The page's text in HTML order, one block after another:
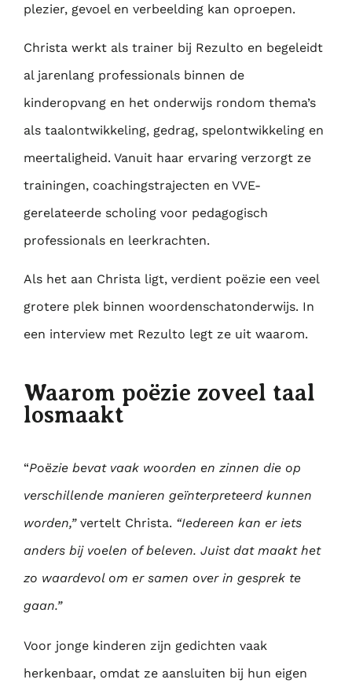
plezier, gevoel en verbeelding kan oproepen.
Christa werkt als trainer bij Rezulto en begeleidt
al jarenlang professionals binnen de
kinderopvang en het onderwijs rondom thema’s
als taalontwikkeling, gedrag, spelontwikkeling en
meertaligheid. Vanuit haar ervaring verzorgt ze
trainingen, coachingstrajecten en VVE-
gerelateerde scholing voor pedagogisch
professionals en leerkrachten.
Als het aan Christa ligt, verdient poëzie een veel
grotere plek binnen woordenschatonderwijs. In
een interview met Rezulto legt ze uit waarom.
Waarom poëzie zoveel taal
losmaakt
“Poëzie bevat vaak woorden en zinnen die op
verschillende manieren geïnterpreteerd kunnen
worden,”vertelt Christa. “Iedereen kan er iets
anders bij voelen of beleven. Juist dat maakt het
zo waardevol om er samen over in gesprek te
gaan.”
Voor jonge kinderen zijn gedichten vaak
herkenbaar, omdat ze aansluiten bij hun eigen